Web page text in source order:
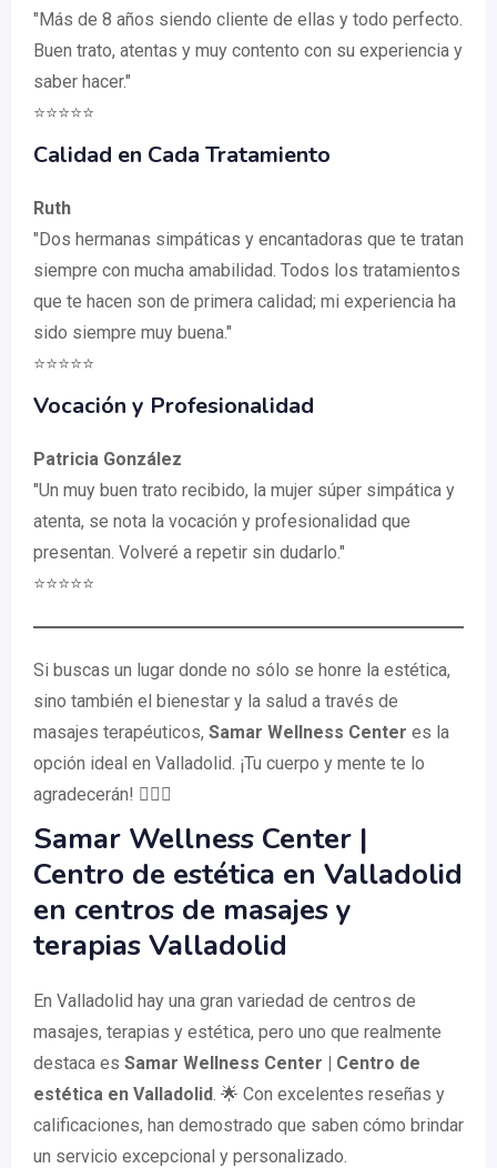
"Más de 8 años siendo cliente de ellas y todo perfecto.
Buen trato, atentas y muy contento con su experiencia y
saber hacer."
⭐⭐⭐⭐⭐
Calidad en Cada Tratamiento
Ruth
"Dos hermanas simpáticas y encantadoras que te tratan
siempre con mucha amabilidad. Todos los tratamientos
que te hacen son de primera calidad; mi experiencia ha
sido siempre muy buena."
⭐⭐⭐⭐⭐
Vocación y Profesionalidad
Patricia González
"Un muy buen trato recibido, la mujer súper simpática y
atenta, se nota la vocación y profesionalidad que
presentan. Volveré a repetir sin dudarlo."
⭐⭐⭐⭐⭐
Si buscas un lugar donde no sólo se honre la estética,
sino también el bienestar y la salud a través de
masajes terapéuticos, Samar Wellness Center es la
opción ideal en Valladolid. ¡Tu cuerpo y mente te lo
agradecerán! 🧘‍♀️✨
Samar Wellness Center |
Centro de estética en Valladolid
en centros de masajes y
terapias Valladolid
En Valladolid hay una gran variedad de centros de
masajes, terapias y estética, pero uno que realmente
destaca es Samar Wellness Center | Centro de
estética en Valladolid. 🌟 Con excelentes reseñas y
calificaciones, han demostrado que saben cómo brindar
un servicio excepcional y personalizado.